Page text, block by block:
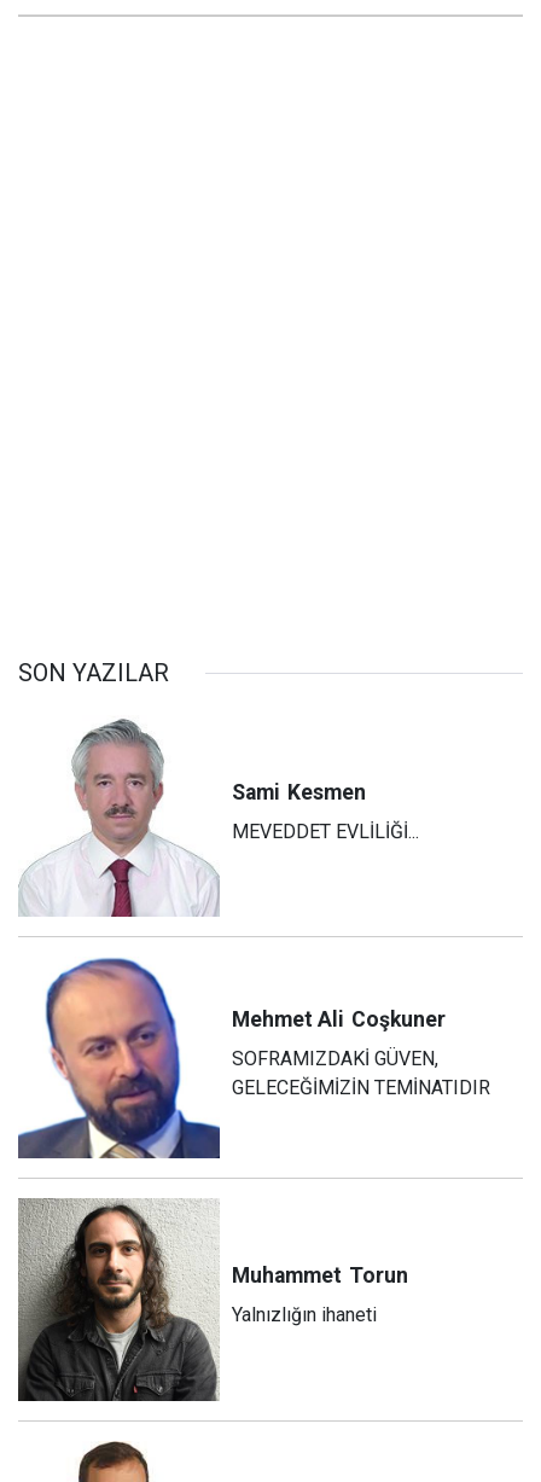
SON YAZILAR
Sami Kesmen
MEVEDDET EVLİLİĞİ...
Mehmet Ali Coşkuner
SOFRAMIZDAKİ GÜVEN,
GELECEĞİMİZİN TEMİNATIDIR
Muhammet Torun
Yalnızlığın ihaneti